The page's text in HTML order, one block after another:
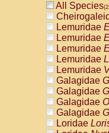
All Species
Lemuridae
Lemuridae
Lemuridae
Lemuridae
Lemuridae
Galagidae
Galagidae
Galagidae
Galagidae
Loridae